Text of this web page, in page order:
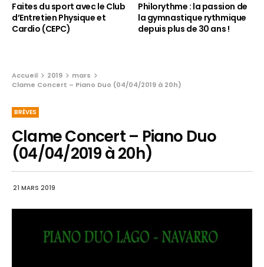
Faites du sport avec le Club
d’Entretien Physique et
Cardio (CEPC)
Philorythme : la passion de
la gymnastique rythmique
depuis plus de 30 ans !
Accueil 2019
mars
Clame Concert – Piano Duo (04/04/2019 à 20h)
BRÈVES
Clame Concert – Piano Duo
(04/04/2019 à 20h)
21 MARS 2019